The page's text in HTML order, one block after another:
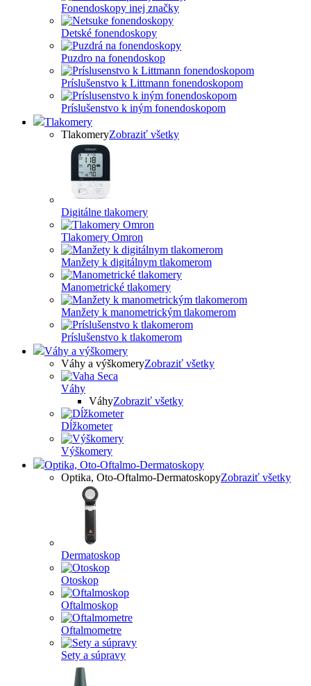
Fonendoskopy inej značky
Detské fonendoskopy
Puzdro na fonendoskop
Príslušenstvo k Littmann fonendoskopom
Príslušenstvo k iným fonendoskopom
Tlakomery
TlakomeryZobraziť všetky
Digitálne tlakomery
Tlakomery Omron
Manžety k digitálnym tlakomerom
Manometrické tlakomery
Manžety k manometrickým tlakomerom
Príslušenstvo k tlakomerom
Váhy a výškomery
Váhy a výškomeryZobraziť všetky
Váhy
VáhyZobraziť všetky
Dĺžkometer
Výškomery
Optika, Oto-Oftalmo-Dermatoskopy
Optika, Oto-Oftalmo-DermatoskopyZobraziť všetky
Dermatoskop
Otoskop
Oftalmoskop
Oftalmometre
Sety a súpravy